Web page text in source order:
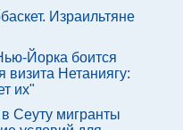
Израильтяне
Йорка боится
визита Нетаниягу:
их"
Сеуту мигранты